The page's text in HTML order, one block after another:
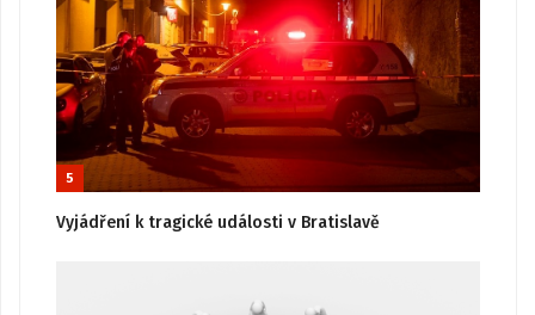
5
Vyjádření k tragické události v Bratislavě